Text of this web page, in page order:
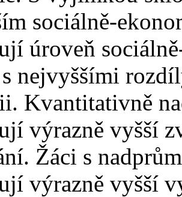
sociálně-
úroveň
nejvyššími
Kvantitativně
výrazně vyšší
Žáci s
výrazně vyšší